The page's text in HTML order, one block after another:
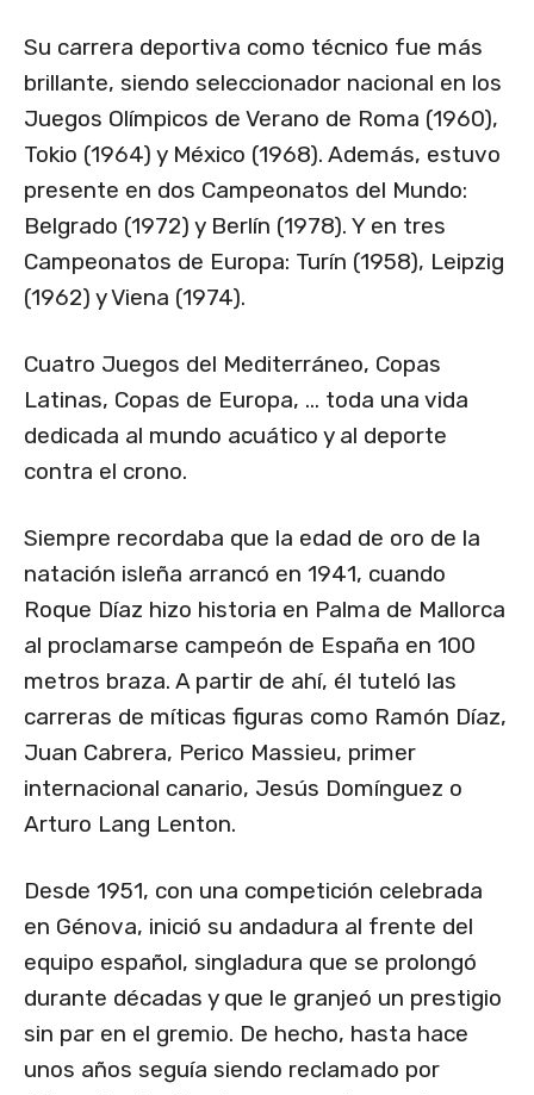
Su carrera deportiva como técnico fue más
brillante, siendo seleccionador nacional en los
Juegos Olímpicos de Verano de Roma (1960),
Tokio (1964) y México (1968). Además, estuvo
presente en dos Campeonatos del Mundo:
Belgrado (1972) y Berlín (1978). Y en tres
Campeonatos de Europa: Turín (1958), Leipzig
(1962) y Viena (1974).
Cuatro Juegos del Mediterráneo, Copas
Latinas, Copas de Europa, … toda una vida
dedicada al mundo acuático y al deporte
contra el crono.
Siempre recordaba que la edad de oro de la
natación isleña arrancó en 1941, cuando
Roque Díaz hizo historia en Palma de Mallorca
al proclamarse campeón de España en 100
metros braza. A partir de ahí, él tuteló las
carreras de míticas figuras como Ramón Díaz,
Juan Cabrera, Perico Massieu, primer
internacional canario, Jesús Domínguez o
Arturo Lang Lenton.
Desde 1951, con una competición celebrada
en Génova, inició su andadura al frente del
equipo español, singladura que se prolongó
durante décadas y que le granjeó un prestigio
sin par en el gremio. De hecho, hasta hace
unos años seguía siendo reclamado por